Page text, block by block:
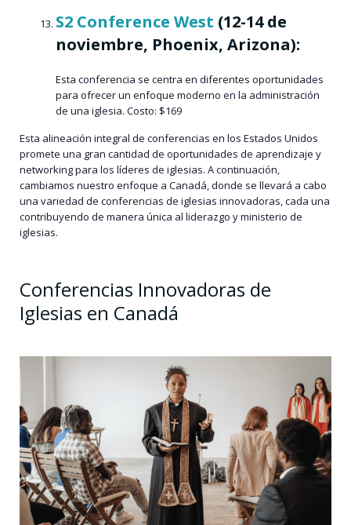
S2 Conference West (12-14 de
noviembre, Phoenix, Arizona):
Esta conferencia se centra en diferentes oportunidades
para ofrecer un enfoque moderno en la administración
de una iglesia. Costo: $169
Esta alineación integral de conferencias en los Estados Unidos
promete una gran cantidad de oportunidades de aprendizaje y
networking para los líderes de iglesias. A continuación,
cambiamos nuestro enfoque a Canadá, donde se llevará a cabo
una variedad de conferencias de iglesias innovadoras, cada una
contribuyendo de manera única al liderazgo y ministerio de
iglesias.
Conferencias Innovadoras de
Iglesias en Canadá